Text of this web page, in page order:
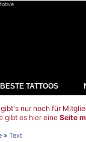
BESTE TATTOOS
nur noch für
gibt es hier eineSeite
» Text